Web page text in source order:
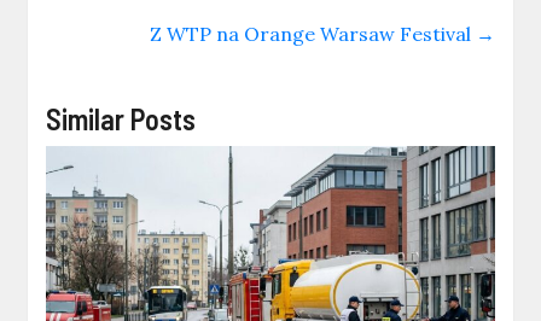
Z WTP na Orange Warsaw Festival →
Similar Posts